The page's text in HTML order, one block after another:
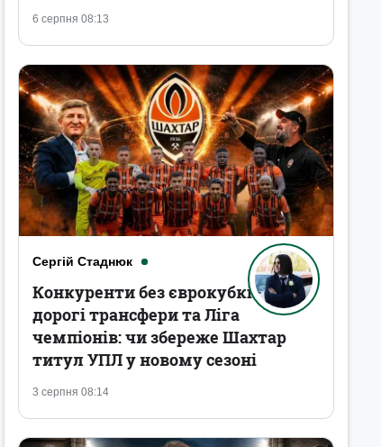
6 серпня 08:13
Сергій Стаднюк
3 серпня 08:14
Конкуренти без єврокубків,
дорогі трансфери та Ліга
чемпіонів: чи збереже Шахтар
титул УПЛ у новому сезоні